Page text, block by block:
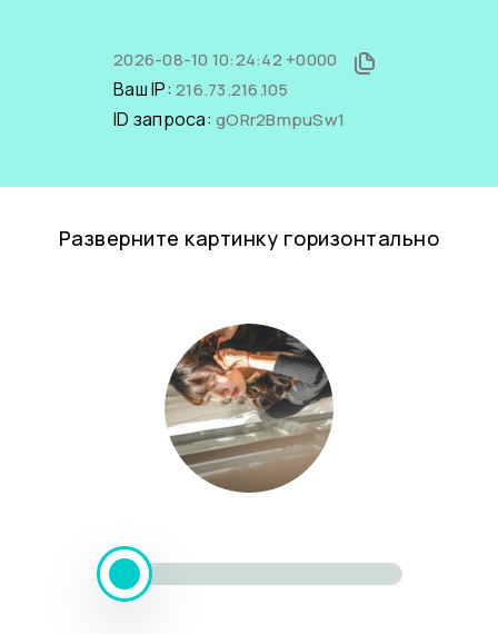
2026-08-10 10:24:42 +0000
Ваш IP: 216.73.216.105
ID запроса: gORr2BmpuSw1
Разверните картинку горизонтально